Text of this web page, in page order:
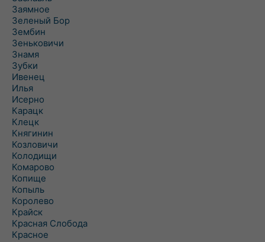
Заямное
Зеленый Бор
Зембин
Зеньковичи
Знамя
Зубки
Ивенец
Илья
Исерно
Карацк
Клецк
Княгинин
Козловичи
Колодищи
Комарово
Копище
Копыль
Королево
Крайск
Красная Слобода
Красное